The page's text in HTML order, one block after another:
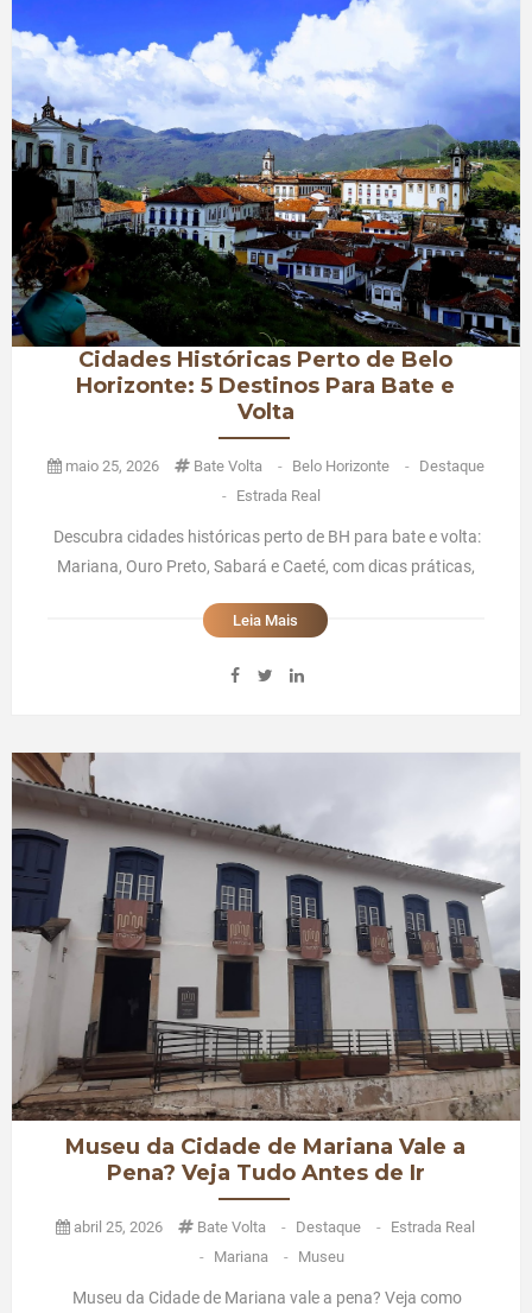
Cidades Históricas Perto de Belo
Horizonte: 5 Destinos Para Bate e
Volta
maio 25, 2026 Bate Volta - Belo Horizonte - Destaque
- Estrada Real
Descubra cidades históricas perto de BH para bate e volta:
Mariana, Ouro Preto, Sabará e Caeté, com dicas práticas,
Caeté.Cidades Históricas Perto de Belo Horizonte: 5
mora em Belo Horiz ...
Leia Mais
Museu da Cidade de Mariana Vale a
Pena? Veja Tudo Antes de Ir
abril 25, 2026 Bate Volta - Destaque - Estrada Real
- Mariana - Museu
Museu da Cidade de Mariana vale a pena? Veja como